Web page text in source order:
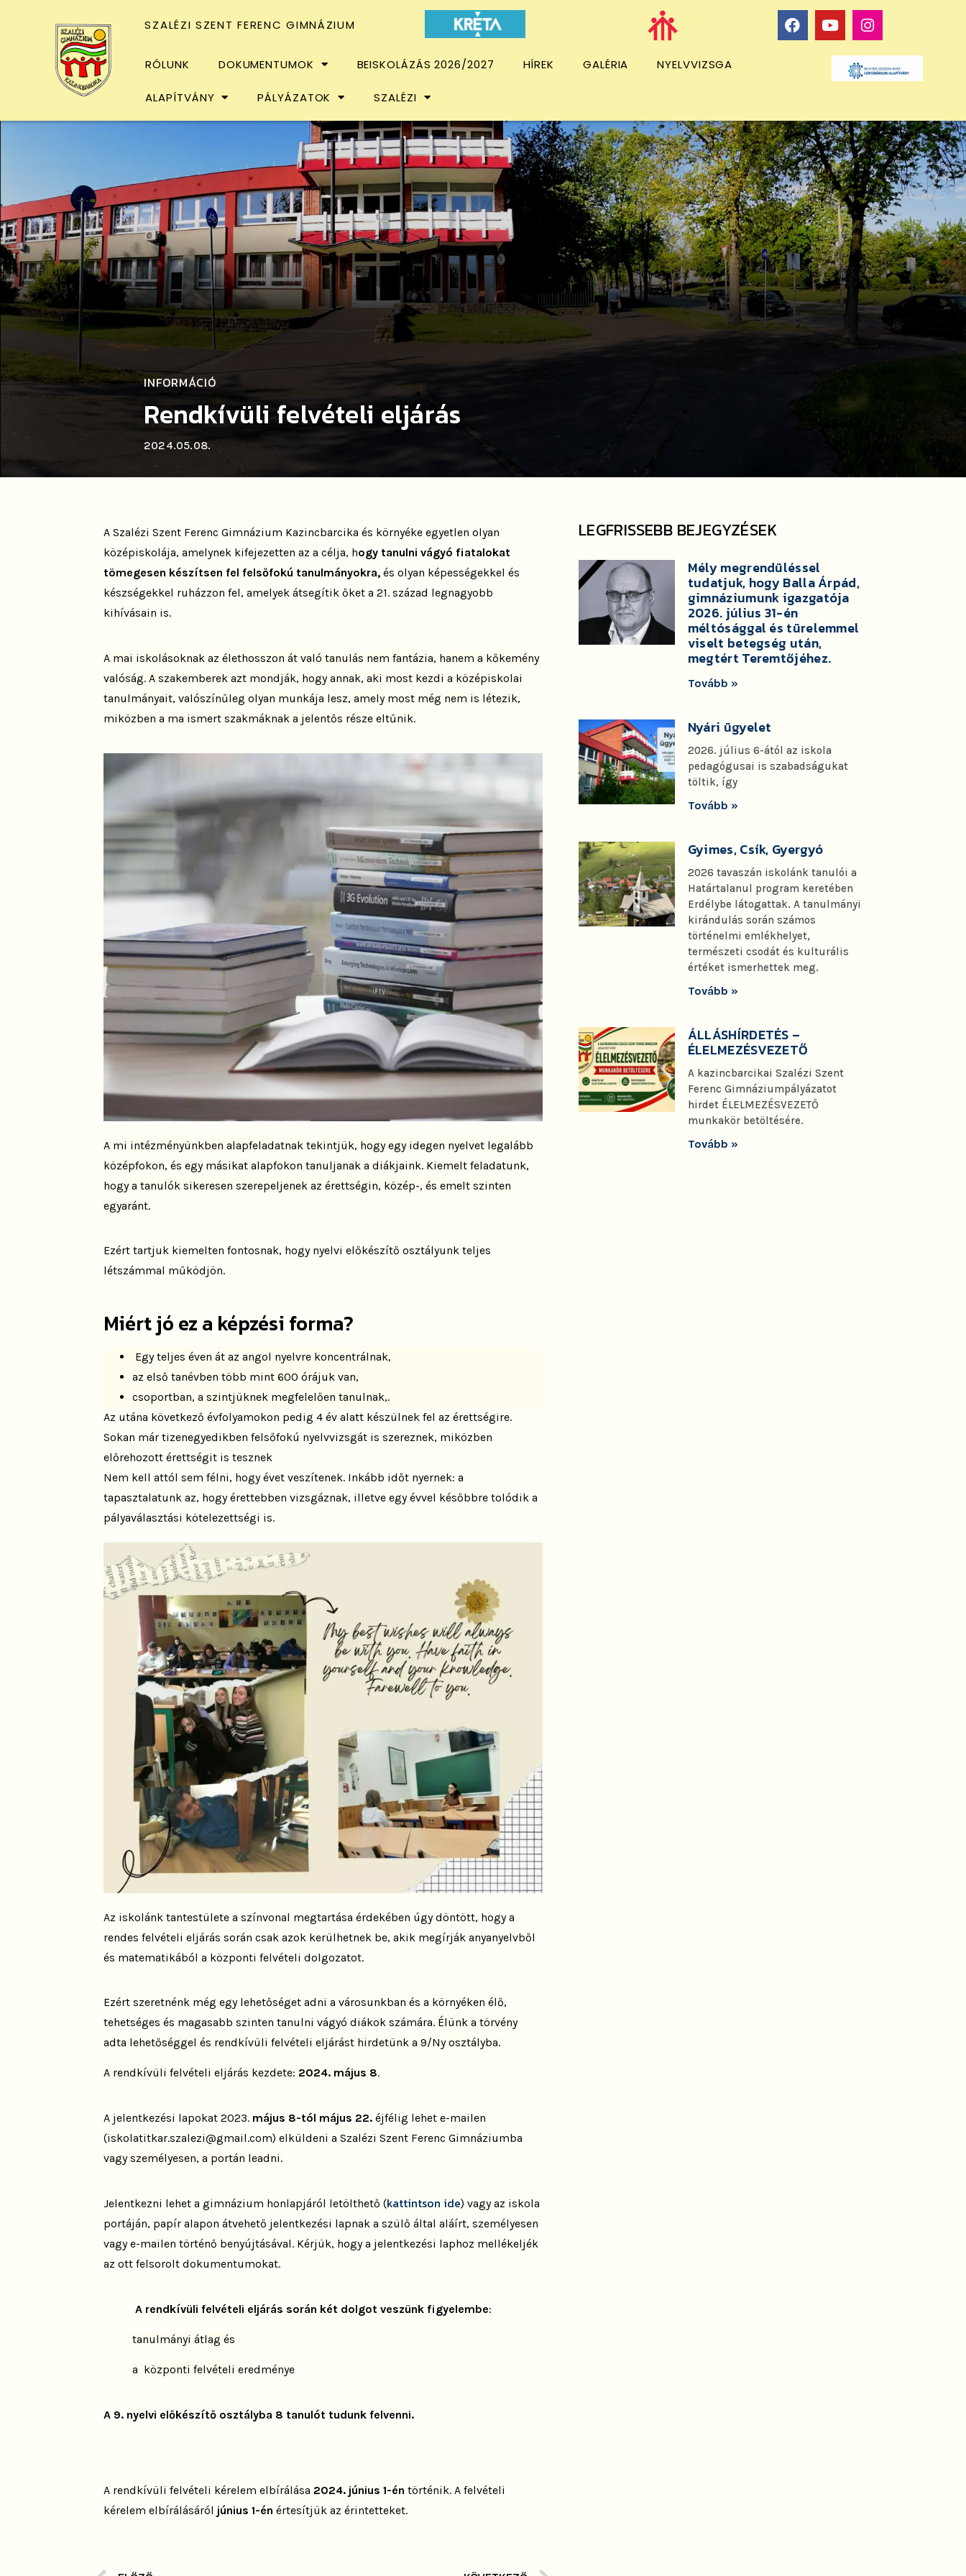
SZALÉZI SZENT FERENC GIMNÁZIUM
RÓLUNK DOKUMENTUMOK BEISKOLÁZÁS 2026/2027 HÍREK GALÉRIA NYELVVIZSGA
ALAPÍTVÁNY PÁLYÁZATOK SZALÉZI
INFORMÁCIÓ
Rendkívüli felvételi eljárás
2024.05.08.
A Szalézi Szent Ferenc Gimnázium Kazincbarcika és környéke egyetlen olyan
középiskolája, amelynek kifejezetten az a célja, hogy tanulni vágyó fiatalokat
tömegesen készítsen fel felsőfokú tanulmányokra, és olyan képességekkel és
készségekkel ruházzon fel, amelyek átsegítik őket a 21. század legnagyobb
kihívásain is.
A mai iskolásoknak az élethosszon át való tanulás nem fantázia, hanem a kőkemény
valóság. A szakemberek azt mondják, hogy annak, aki most kezdi a középiskolai
tanulmányait, valószínűleg olyan munkája lesz, amely most még nem is létezik,
miközben a ma ismert szakmáknak a jelentős része eltűnik.
A mi intézményünkben alapfeladatnak tekintjük, hogy egy idegen nyelvet legalább
középfokon, és egy másikat alapfokon tanuljanak a diákjaink. Kiemelt feladatunk,
hogy a tanulók sikeresen szerepeljenek az érettségin, közép-, és emelt szinten
egyaránt.
Ezért tartjuk kiemelten fontosnak, hogy nyelvi előkészítő osztályunk teljes
létszámmal működjön.
Miért jó ez a képzési forma?
Egy teljes éven át az angol nyelvre koncentrálnak,
az első tanévben több mint 600 órájuk van,
csoportban, a szintjüknek megfelelően tanulnak,.
Az utána következő évfolyamokon pedig 4 év alatt készülnek fel az érettségire.
Sokan már tizenegyedikben felsőfokú nyelvvizsgát is szereznek, miközben
előrehozott érettségit is tesznek
Nem kell attól sem félni, hogy évet veszítenek. Inkább időt nyernek: a
tapasztalatunk az, hogy érettebben vizsgáznak, illetve egy évvel későbbre tolódik a
pályaválasztási kötelezettségi is.
Az iskolánk tantestülete a színvonal megtartása érdekében úgy döntött, hogy a
rendes felvételi eljárás során csak azok kerülhetnek be, akik megírják anyanyelvből
és matematikából a központi felvételi dolgozatot.
Ezért szeretnénk még egy lehetőséget adni a városunkban és a környéken élő,
tehetséges és magasabb szinten tanulni vágyó diákok számára. Élünk a törvény
adta lehetőséggel és rendkívüli felvételi eljárást hirdetünk a 9/Ny osztályba.
A rendkívüli felvételi eljárás kezdete: 2024. május 8.
A jelentkezési lapokat 2023. május 8-tól május 22. éjfélig lehet e-mailen
(iskolatitkar.szalezi@gmail.com) elküldeni a Szalézi Szent Ferenc Gimnáziumba
vagy személyesen, a portán leadni.
Jelentkezni lehet a gimnázium honlapjáról letölthető (kattintson ide) vagy az iskola
portáján, papír alapon átvehető jelentkezési lapnak a szülő által aláírt, személyesen
vagy e-mailen történő benyújtásával. Kérjük, hogy a jelentkezési laphoz mellékeljék
az ott felsorolt dokumentumokat.
A rendkívüli felvételi eljárás során két dolgot veszünk figyelembe:
tanulmányi átlag és
a központi felvételieredménye
A 9. nyelvi előkészítő osztályba 8 tanulót tudunk felvenni.
A rendkívüli felvételi kérelem elbírálása 2024. június 1-éntörténik. A felvételi
kérelem elbírálásáról június 1-énértesítjük az érintetteket.
LEGFRISSEBB BEJEGYZÉSEK
Mély megrendüléssel
tudatjuk, hogy Balla Árpád,
gimnáziumunk igazgatója
2026. július 31-én
méltósággal és türelemmel
viselt betegség után,
megtért Teremtőjéhez.
Tovább »
Nyári ügyelet
2026. július 6-ától az iskola
pedagógusai is szabadságukat
töltik, így
Tovább »
Gyimes, Csík, Gyergyó
2026 tavaszán iskolánk tanulói a
Határtalanul program keretében
Erdélybe látogattak. A tanulmányi
kirándulás során számos
történelmi emlékhelyet,
természeti csodát és kulturális
értéket ismerhettek meg.
Tovább »
ÁLLÁSHÍRDETÉS –
ÉLELMEZÉSVEZETŐ
A kazincbarcikai Szalézi Szent
Ferenc Gimnáziumpályázatot
hirdet ÉLELMEZÉSVEZETŐ
munkakör betöltésére.
Tovább »